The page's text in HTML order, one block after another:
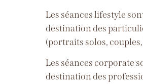
Les séances lifestyle
destination des
(portraits solos,
Les séances corporate
destination des